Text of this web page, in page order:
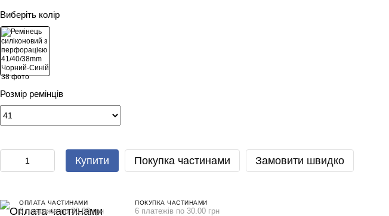
Виберіть колір
Розмір ремінців
Купити Покупка частинами Замовити швидко
ОПЛАТА ЧАСТИНАМИ
6 платежів по 30.00 грн
ПОКУПКА ЧАСТИНАМИ
6 платежів по 30.00 грн